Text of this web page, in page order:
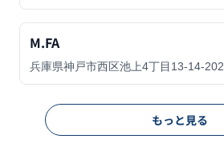
M.FA
兵庫県神戸市西区池上4丁目13-14-202
もっと見る